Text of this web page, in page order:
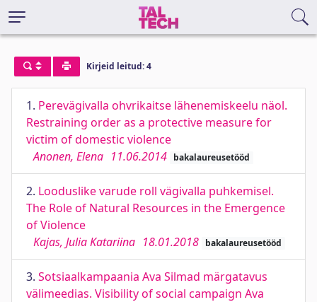
Kirjeid leitud: 4
1. Perevägivalla ohvrikaitse lähenemiskeelu näol.
Restraining order as a protective measure for
victim of domestic violence
Anonen, Elena 11.06.2014 bakalaureusetööd
2. Looduslike varude roll vägivalla puhkemisel.
The Role of Natural Resources in the Emergence
of Violence
Kajas, Julia Katariina 18.01.2018 bakalaureusetööd
3. Sotsiaalkampaania Ava Silmad märgatavus
välimeedias. Visibility of social campaign Ava